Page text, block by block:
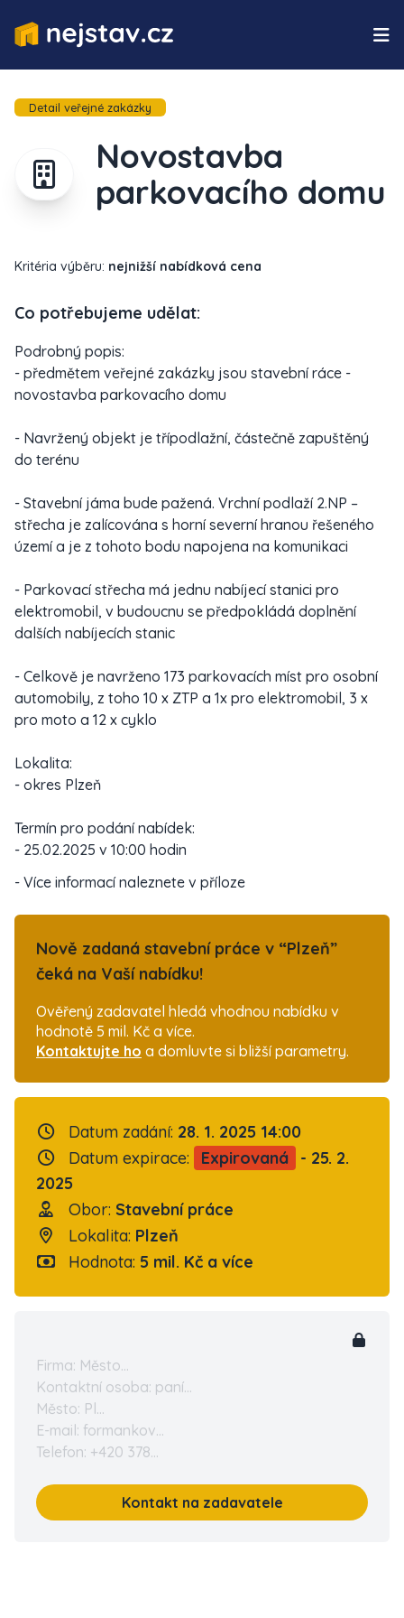
Detail veřejné zakázky
Novostavba
parkovacího domu
Kritéria výběru: nejnižší nabídková cena
Co potřebujeme udělat:
Podrobný popis:
- předmětem veřejné zakázky jsou stavební ráce -
novostavba parkovacího domu
- Navržený objekt je třípodlažní, částečně zapuštěný
do terénu
- Stavební jáma bude pažená. Vrchní podlaží 2.NP –
střecha je zalícována s horní severní hranou řešeného
území a je z tohoto bodu napojena na komunikaci
- Parkovací střecha má jednu nabíjecí stanici pro
elektromobil, v budoucnu se předpokládá doplnění
dalších nabíjecích stanic
- Celkově je navrženo 173 parkovacích míst pro osobní
automobily, z toho 10 x ZTP a 1x pro elektromobil, 3 x
pro moto a 12 x cyklo
Lokalita:
- okres Plzeň
Termín pro podání nabídek:
- 25.02.2025 v 10:00 hodin
- Více informací naleznete v příloze
Nově zadaná stavební práce v “Plzeň”
čeká na Vaší nabídku!
Ověřený zadavatel hledá vhodnou nabídku v
hodnotě 5 mil. Kč a více.
Kontaktujte ho a domluvte si bližší parametry.
Datum zadání: 28. 1. 2025 14:00
Datum expirace:
Expirovaná
- 25. 2.
2025
Obor: Stavební práce
Lokalita: Plzeň
Hodnota: 5 mil. Kč a více
Firma: Město...
Kontaktní osoba: paní...
Město: Pl...
E-mail: formankov...
Telefon: +420 378...
Kontakt na zadavatele